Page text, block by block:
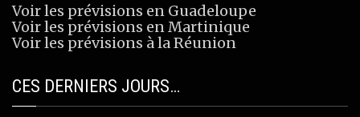
Voir les prévisions en Guadeloupe
Voir les prévisions en Martinique
Voir les prévisions à la Réunion
CES DERNIERS JOURS…